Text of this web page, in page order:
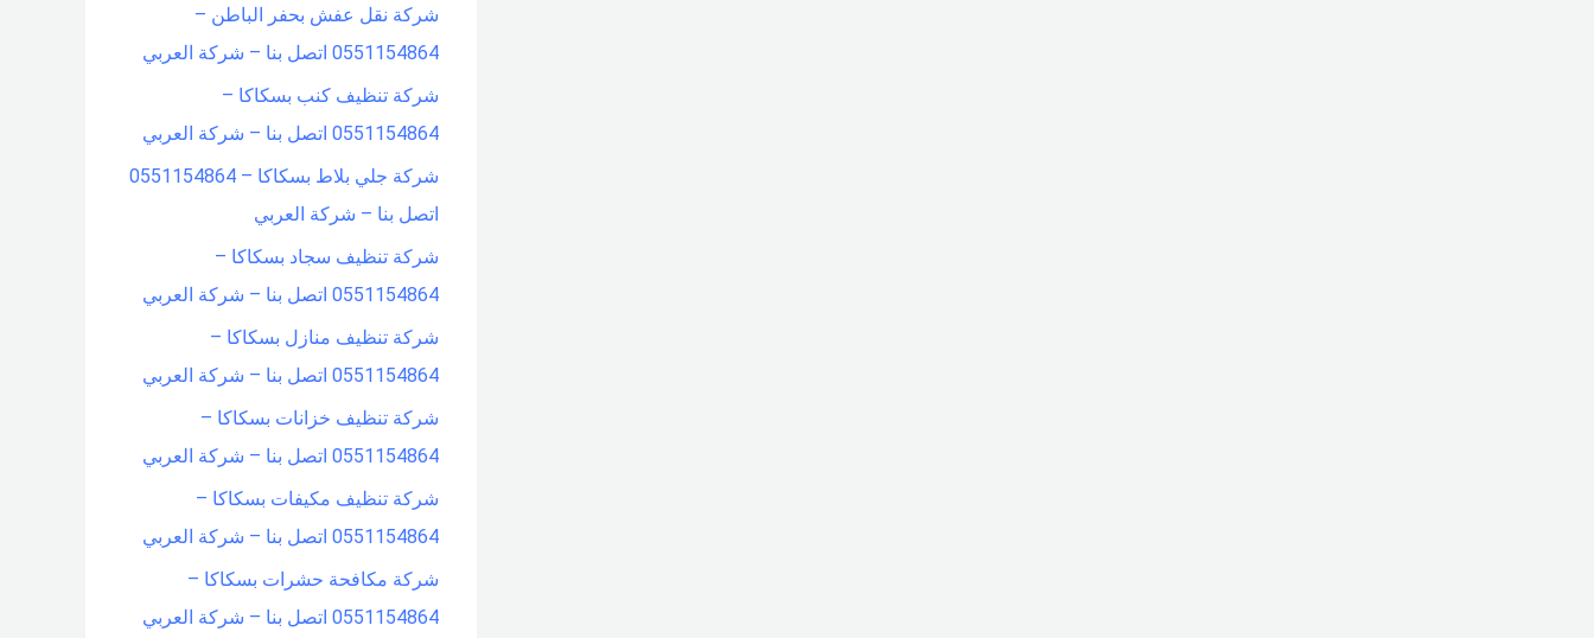
شركة نقل عفش بحفر الباطن –
0551154864 اتصل بنا – شركة العربي
شركة تنظيف كنب بسكاكا –
0551154864 اتصل بنا – شركة العربي
شركة جلي بلاط بسكاكا – 0551154864
اتصل بنا – شركة العربي
شركة تنظيف سجاد بسكاكا –
0551154864 اتصل بنا – شركة العربي
شركة تنظيف منازل بسكاكا –
0551154864 اتصل بنا – شركة العربي
شركة تنظيف خزانات بسكاكا –
0551154864 اتصل بنا – شركة العربي
شركة تنظيف مكيفات بسكاكا –
0551154864 اتصل بنا – شركة العربي
شركة مكافحة حشرات بسكاكا –
0551154864 اتصل بنا – شركة العربي